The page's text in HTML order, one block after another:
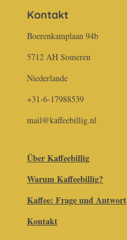
Kontakt
Boerenkamplaan 94b
5712 AH Someren
Niederlande
+31-6-17988539
mail@kaffeebillig.nl
Über Kaffeebillig
Warum Kaffeebillig?
Kaffee: Frage und Antwort
Kontakt